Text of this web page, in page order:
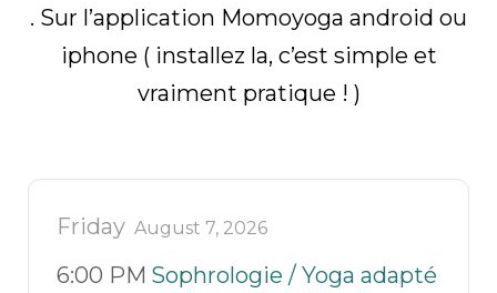
. Sur l’application Momoyoga android ou
iphone ( installez la, c’est simple et
vraiment pratique ! )
Friday August 7, 2026
6:00 PM Sophrologie / Yoga adapté